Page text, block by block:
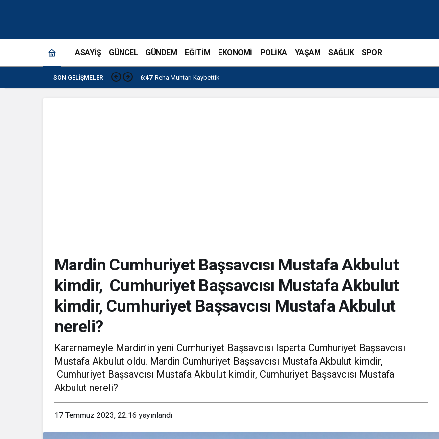
ASAYİŞ GÜNCEL GÜNDEM EĞİTİM EKONOMİ POLİKA YAŞAM SAĞLIK SPOR
SON GELIŞMELER 6:47 Reha Muhtarı Kaybettik
Mardin Cumhuriyet Başsavcısı Mustafa Akbulut
kimdir, Cumhuriyet Başsavcısı Mustafa Akbulut
kimdir, Cumhuriyet Başsavcısı Mustafa Akbulut
nereli?
Kararnameyle Mardin’in yeni Cumhuriyet Başsavcısı Isparta Cumhuriyet Başsavcısı
Mustafa Akbulut oldu. Mardin Cumhuriyet Başsavcısı Mustafa Akbulut kimdir,
Cumhuriyet Başsavcısı Mustafa Akbulut kimdir, Cumhuriyet Başsavcısı Mustafa
Akbulut nereli?
17 Temmuz 2023, 22:16 yayınlandı
Reha Muhtarı Kaybettik
Baba Vanga 2026
Tahminleri Mardin